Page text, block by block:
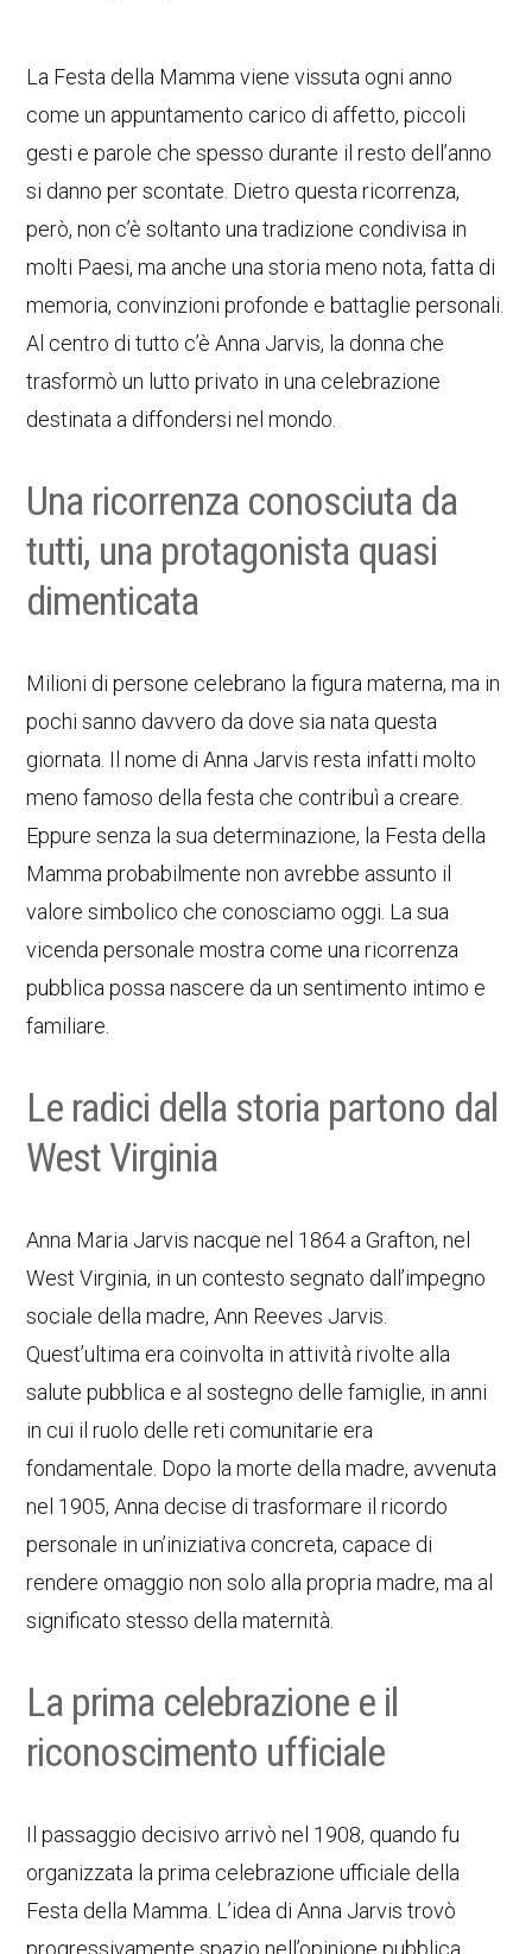
La Festa della Mamma viene vissuta ogni anno
come un appuntamento carico di affetto, piccoli
gesti e parole che spesso durante il resto dell’anno
si danno per scontate. Dietro questa ricorrenza,
però, non c’è soltanto una tradizione condivisa in
molti Paesi, ma anche una storia meno nota, fatta di
memoria, convinzioni profonde e battaglie personali.
Al centro di tutto c’è Anna Jarvis, la donna che
trasformò un lutto privato in una celebrazione
destinata a diffondersi nel mondo.
Una ricorrenza conosciuta da
tutti, una protagonista quasi
dimenticata
Milioni di persone celebrano la figura materna, ma in
pochi sanno davvero da dove sia nata questa
giornata. Il nome di Anna Jarvis resta infatti molto
meno famoso della festa che contribuì a creare.
Eppure senza la sua determinazione, la Festa della
Mamma probabilmente non avrebbe assunto il
valore simbolico che conosciamo oggi. La sua
vicenda personale mostra come una ricorrenza
pubblica possa nascere da un sentimento intimo e
familiare.
Le radici della storia partono dal
West Virginia
Anna Maria Jarvis nacque nel 1864 a Grafton, nel
West Virginia, in un contesto segnato dall’impegno
sociale della madre, Ann Reeves Jarvis.
Quest’ultima era coinvolta in attività rivolte alla
salute pubblica e al sostegno delle famiglie, in anni
in cui il ruolo delle reti comunitarie era
fondamentale. Dopo la morte della madre, avvenuta
nel 1905, Anna decise di trasformare il ricordo
personale in un’iniziativa concreta, capace di
rendere omaggio non solo alla propria madre, ma al
significato stesso della maternità.
La prima celebrazione e il
riconoscimento ufficiale
Il passaggio decisivo arrivò nel 1908, quando fu
organizzata la prima celebrazione ufficiale della
Festa della Mamma. L’idea di Anna Jarvis trovò
progressivamente spazio nell’opinione pubblica